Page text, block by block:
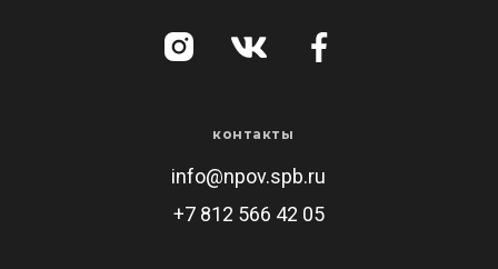
info@npov.spb.ru
+7 812 566 42 05
контакты